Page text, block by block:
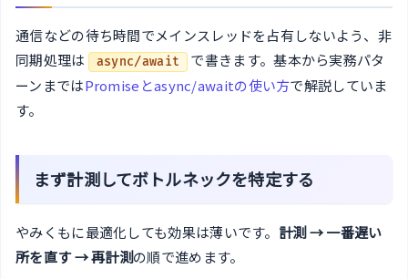
通信などの待ち時間でメインスレッドを占有しないよう、非
同期処理は
async/await
で書きます。基本から実務パタ
ーンまではPromiseとasync/awaitの使い方で解説していま
す。
まず計測してボトルネックを特定する
やみくもに最適化しても効果は薄いです。 計測 → 一番遅い
所を直す → 再計測の順で進めます。